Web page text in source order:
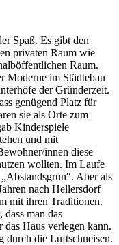
Spaß. Es gibt den
privaten Raum wie
Raum.
Moderne im Städtebau
der Gründerzeit.
genügend Platz für
sie als Orte zum
Kinderspiele
und mit
innen diese
wollten. Im Laufe
Aber als
nach Hellersdorf
mit ihren Traditionen.
man das
Haus verlegen kann.
durch die Luftschneisen.